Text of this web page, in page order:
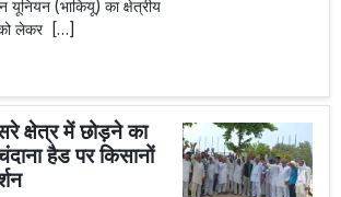
यूनियन (भाकियू) का क्षेत्रीय
को लेकर […]
क्षेत्र में छोड़ने का
हैड पर किसानों